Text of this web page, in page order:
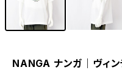
NANGA ナンガ｜ヴィ